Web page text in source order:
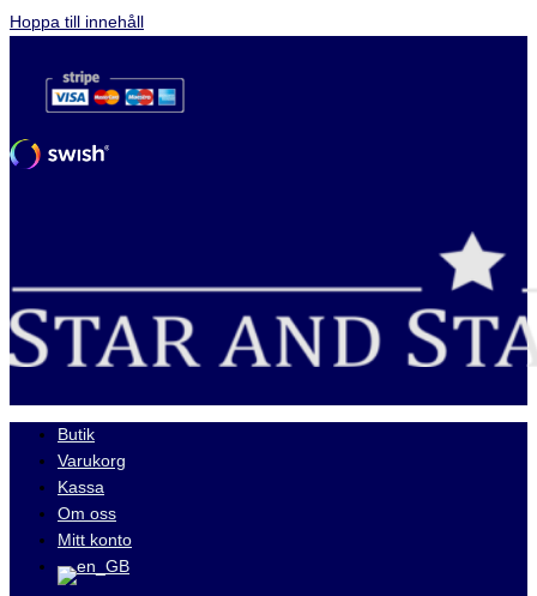
Hoppa till innehåll
Butik
Varukorg
Kassa
Om oss
Mitt konto